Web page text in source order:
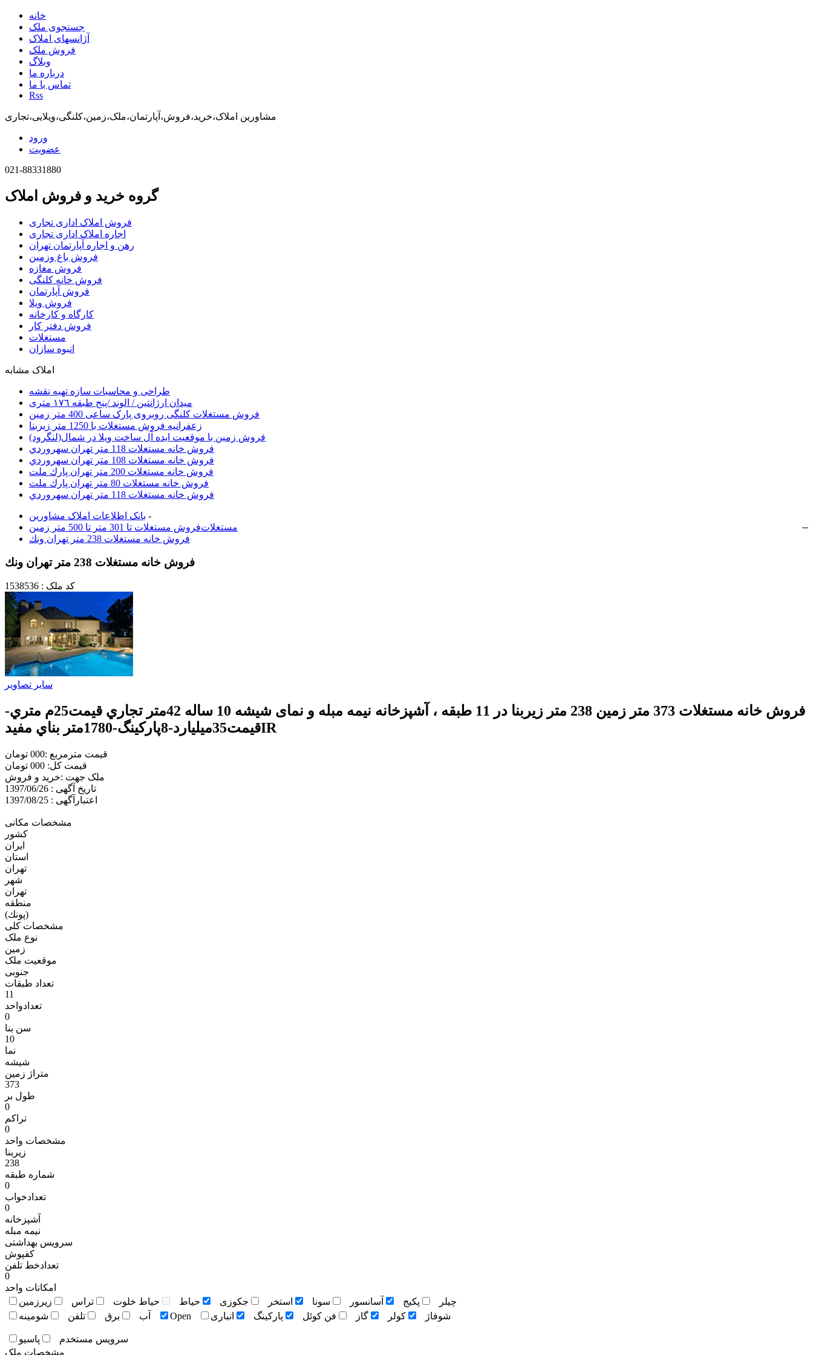
خانه
جستجوی ملک
آژانسهای املاک
فروش ملک
وبلاگ
درباره ما
تماس با ما
Rss
مشاورین املاک،خرید،فروش،آپارتمان،ملک،زمین،کلنگی،ویلایی،تجاری
ورود
عضویت
021-88331880
گروه خرید و فروش املاک
فروش املاک اداری تجاری
اجاره املاک اداری تجاری
رهن و اجاره آپارتمان تهران
فروش باغ وزمین
فروش مغازه
فروش خانه کلنگی
فروش آپارتمان
فروش ویلا
کارگاه و کارخانه
فروش دفتر کار
مستغلات
انبوه سازان
املاک مشابه
طراحی و محاسبات سازه تهیه نقشه
میدان ارژانتین / الوند /پنج طبقه ١٧٦ متری
فروش مستغلات کلنگی روبروی پارک ساعی 400 متر زمین
زعفرانیه فروش مستغلات با 1250 متر زیربنا
فروش زمین با موقعیت ایده آل ساخت ویلا در شمال(لنگرود)
فروش خانه مستغلات 118 متر تهران سهروردي
فروش خانه مستغلات 108 متر تهران سهروردي
فروش خانه مستغلات 200 متر تهران پارك ملت
فروش خانه مستغلات 80 متر تهران پارك ملت
فروش خانه مستغلات 118 متر تهران سهروردي
بانک اطلاعات املاک مشاورين -
مستغلات
- فروش مستغلات تا 301 متر تا 500 متر زمین
-
فروش خانه مستغلات 238 متر تهران ونك
فروش خانه مستغلات 238 متر تهران ونك
کد ملک : 1538536
سایر تصاویر
فروش خانه مستغلات 373 متر زمین 238 متر زیربنا در 11 طبقه ، آشپزخانه نيمه مبله و نمای شيشه 10 ساله 42متر تجاري قيمت25م متري-
قيمت35ميليارد-8پاركينگ-1780متر بناي مفيدIR
قیمت مترمربع :000 تومان
قیمت کل: 000 تومان
ملک جهت :خريد و فروش
تاریخ آگهی : 1397/06/26
اعتبارآگهی : 1397/08/25
مشخصات مکانی
کشور
ایران
استان
تهران
شهر
تهران
منطقه
(پونك)
مشخصات کلی
نوع ملک
زمين
موقعیت ملک
جنوبی
تعداد طبقات
11
تعدادواحد
0
سن بنا
10
نما
شيشه
متراژ زمين
373
طول بر
0
تراکم
0
مشخصات واحد
زیربنا
238
شماره طبقه
0
تعدادخواب
0
آشپزخانه
نيمه مبله
سرویس بهداشتی
کفپوش
تعدادخط تلفن
0
امکانات واحد
چيلر
پکيج آسانسور سونا استخر جکوزی حياط حياط خلوت تراس
زيرزمين
آب
برق تلفن شومينه Open شوفاژ کولر گاز فن کوئل پارکينگ انباری
سرويس مستخدم
پاسيو
مشخصات ملک